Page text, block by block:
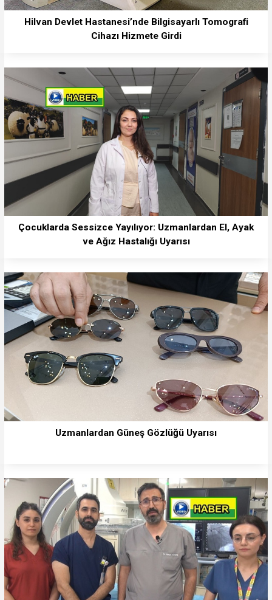
Hilvan Devlet Hastanesi’nde Bilgisayarlı Tomografi
Cihazı Hizmete Girdi
Çocuklarda Sessizce Yayılıyor: Uzmanlardan El, Ayak
ve Ağız Hastalığı Uyarısı
Uzmanlardan Güneş Gözlüğü Uyarısı